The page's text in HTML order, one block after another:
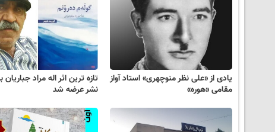
یادی از «علی نظر منوچهری» استاد آواز
مقامی «هوره»
تازه ترین اثر اله مراد جباریان
نشر عرضه شد